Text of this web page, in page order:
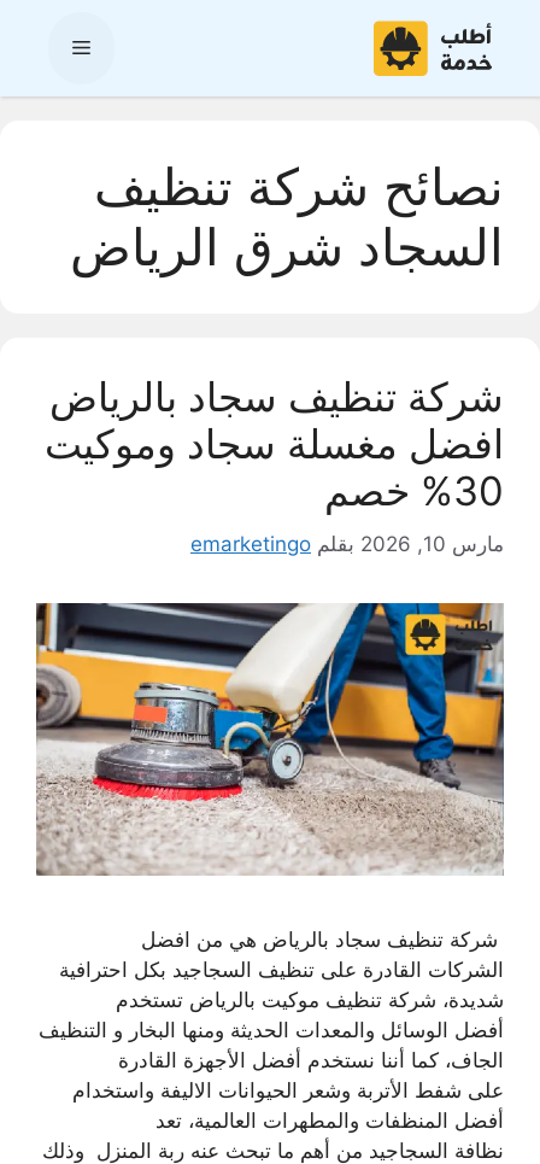
المحتوى
القائمة
نصائح شركة تنظيف
السجاد شرق الرياض
شركة تنظيف سجاد بالرياض
افضل مغسلة سجاد وموكيت
30% خصم
مارس 10, 2026 بقلم emarketingo
شركة تنظيف سجاد بالرياض هي من افضل
الشركات القادرة على تنظيف السجاجيد بكل احترافية
شديدة، شركة تنظيف موكيت بالرياض تستخدم
أفضل الوسائل والمعدات الحديثة ومنها البخار و التنظيف
الجاف، كما أننا نستخدم أفضل الأجهزة القادرة
على شفط الأتربة وشعر الحيوانات الاليفة واستخدام
أفضل المنظفات والمطهرات العالمية، تعد
نظافة السجاجيد من أهم ما تبحث عنه ربة المنزل وذلك